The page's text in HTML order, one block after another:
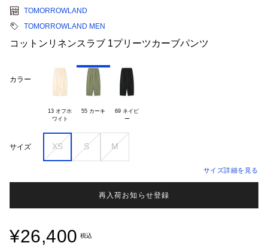
TOMORROWLAND
TOMORROWLAND MEN
コットンリネンスラブ 1プリーツカーブパンツ
カラー
13 オフホ
55 カーキ
69 ネイビ
ー
サイズ XS S M
サイズ詳細を見る
再入荷お知らせ登録
¥26,400 税込